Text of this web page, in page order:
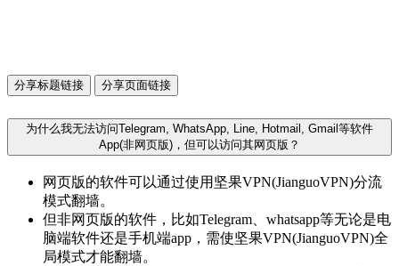
分享标题链接 分享页面链接
为什么我无法访问Telegram, WhatsApp, Line, Hotmail, Gmail等软件
App(非网页版)，但可以访问其网页版？
网页版的软件可以通过使用坚果VPN(JianguoVPN)分流
模式翻墙。
但非网页版的软件，比如Telegram、whatsapp等无论是电
脑端软件还是手机端app，需使坚果VPN(JianguoVPN)全
局模式才能翻墙。